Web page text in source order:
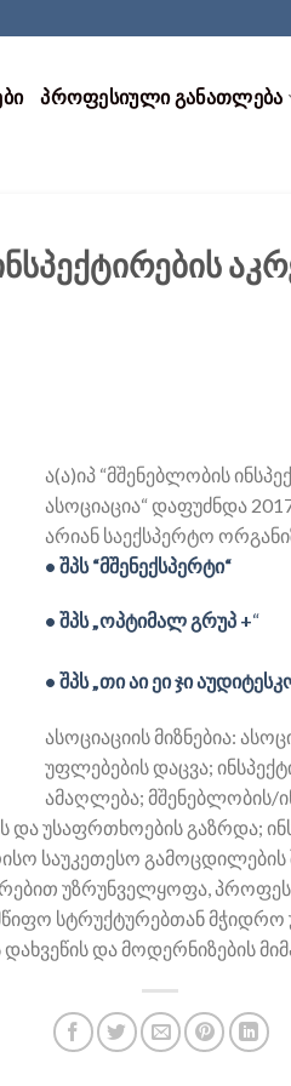
ᲞᲠᲝᲤᲔᲡᲘᲣᲚᲘ ᲒᲐᲜᲐᲗᲚᲔᲑᲐ
ა(ა)იპ “მშენებლობის
ასოციაცია“ დაფუძნდა
არიან საექსპერტო
• შპს “მშენექსპერტი“
• შპს „ოპტიმალ გრუპ +“
• შპს „თი აი ეი ჯი
ასოციაციის მიზნებია:
უფლებების დაცვა;
ამაღლება; მშენებლობის/
და უსაფრთხოების გაზრდა;
საუკეთესო გამოცდილების
უზრუნველყოფა,
სტრუქტურებთან
და მოდერნიზების